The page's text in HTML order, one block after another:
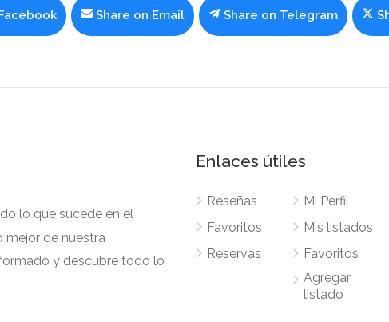
Share on Email Share on Telegram
lo que sucede en el
mejor de nuestra
y descubre todo lo
Enlaces útiles
Reseñas
Favoritos
Reservas
Mi Perfil
Mis listados
Favoritos
Agregar
listado